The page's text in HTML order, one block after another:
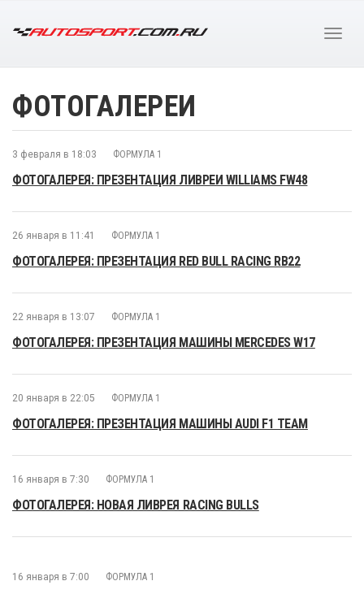
ФОТОГАЛЕРЕИ
3 февраля в 18:03 ФОРМУЛА 1
ФОТОГАЛЕРЕЯ: ПРЕЗЕНТАЦИЯ ЛИВРЕИ WILLIAMS FW48
26 января в 11:41 ФОРМУЛА 1
ФОТОГАЛЕРЕЯ: ПРЕЗЕНТАЦИЯ RED BULL RACING RB22
22 января в 13:07 ФОРМУЛА 1
ФОТОГАЛЕРЕЯ: ПРЕЗЕНТАЦИЯ МАШИНЫ MERCEDES W17
20 января в 22:05 ФОРМУЛА 1
ФОТОГАЛЕРЕЯ: ПРЕЗЕНТАЦИЯ МАШИНЫ AUDI F1 TEAM
16 января в 7:30 ФОРМУЛА 1
ФОТОГАЛЕРЕЯ: НОВАЯ ЛИВРЕЯ RACING BULLS
16 января в 7:00 ФОРМУЛА 1